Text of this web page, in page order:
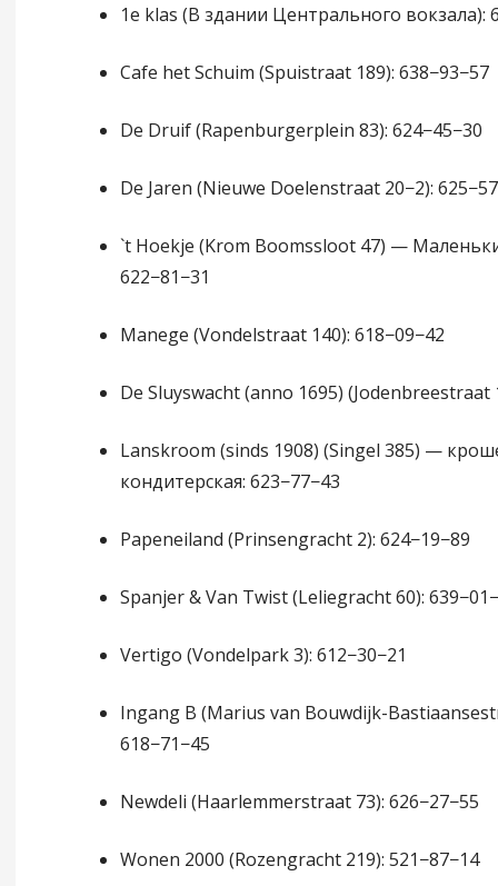
1e klas (В здании Центрального вокзала):
Сafe het Schuim (Spuistraat 189): 638−93−57
De Druif (Rapenburgerplein 83): 624−45−30
De Jaren (Nieuwe Doelenstraat 20−2):
`t Hoekje (Krom Boomssloot 47) —
622−81−31
Manege (Vondelstraat 140): 618−09−42
De Sluyswacht (anno 1695) (Jodenbreestraat
Lanskroom (sinds 1908) (Singel 385) —
кондитерская: 623−77−43
Papeneiland (Prinsengracht 2): 624−19−89
Spanjer & Van Twist (Leliegracht 60):
Vertigo (Vondelpark 3): 612−30−21
Ingang B (Marius van Bouwdijk-
618−71−45
Newdeli (Haarlemmerstraat 73): 626−27−55
Wonen 2000 (Rozengracht 219): 521−87−14